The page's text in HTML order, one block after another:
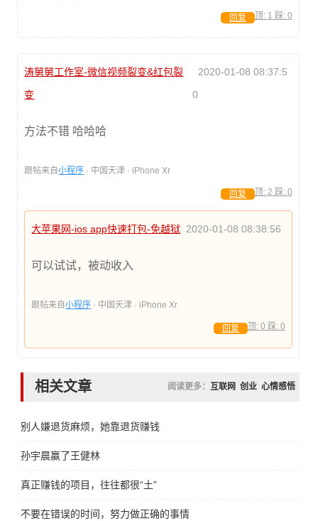
顶: 1 踩: 0
回复
涛舅舅工作室-微信视频裂变&红包裂
变
2020-01-08 08:37:5
0
方法不错 哈哈哈
跟帖来自小程序 · 中国天津 · iPhone Xr
顶: 2 踩: 0
回复
大苹果网-ios app快速打包-免越狱 2020-01-08 08:38:56
可以试试，被动收入
跟帖来自小程序 · 中国天津 · iPhone Xr
顶: 0 踩: 0
回复
相关文章 阅读更多： 互联网 创业 心情感悟
别人嫌退货麻烦，她靠退货赚钱
孙宇晨赢了王健林
真正赚钱的项目，往往都很“土”
不要在错误的时间，努力做正确的事情